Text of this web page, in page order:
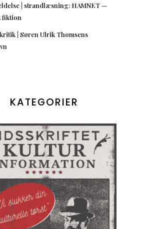
| strandlæsning: HAMNET —
fiktion
| Søren Ulrik Thomsens
KATEGORIER